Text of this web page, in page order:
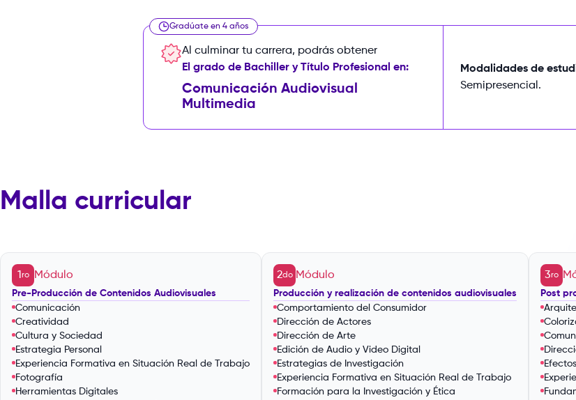
Gradúate en 4 años
Al culminar tu carrera, podrás obtener
El grado de Bachiller y Título Profesional en:
Comunicación Audiovisual
Multimedia
Modalidades de
Semipresencial.
Malla curricular
1 ro Módulo
Pre-Producción de Contenidos Audiovisuales
Comunicación
Creatividad
Cultura y Sociedad
Estrategia Personal
Experiencia Formativa en Situación Real de Trabajo
Fotografía
Herramientas Digitales
2do Módulo
Producción y realización de contenidos audiovisuales
Comportamiento del Consumidor
Dirección de Actores
Dirección de Arte
Edición de Audio y Video Digital
Estrategias de Investigación
Experiencia Formativa en Situación Real de Trabajo
Formación para la Investigación y Ética
3ro
Post